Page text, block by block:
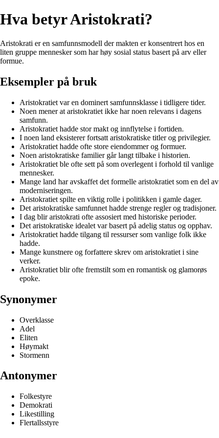
Hva betyr Aristokrati?
Aristokrati er en samfunnsmodell der makten er konsentrert hos en
liten gruppe mennesker som har høy sosial status basert på arv eller
formue.
Eksempler på bruk
Aristokratiet var en dominert samfunnsklasse i tidligere tider.
Noen mener at aristokratiet ikke har noen relevans i dagens
samfunn.
Aristokratiet hadde stor makt og innflytelse i fortiden.
I noen land eksisterer fortsatt aristokratiske titler og privilegier.
Aristokratiet hadde ofte store eiendommer og formuer.
Noen aristokratiske familier går langt tilbake i historien.
Aristokratiet ble ofte sett på som overlegent i forhold til vanlige
mennesker.
Mange land har avskaffet det formelle aristokratiet som en del av
moderniseringen.
Aristokratiet spilte en viktig rolle i politikken i gamle dager.
Det aristokratiske samfunnet hadde strenge regler og tradisjoner.
I dag blir aristokrati ofte assosiert med historiske perioder.
Det aristokratiske idealet var basert på adelig status og opphav.
Aristokratiet hadde tilgang til ressurser som vanlige folk ikke
hadde.
Mange kunstnere og forfattere skrev om aristokratiet i sine
verker.
Aristokratiet blir ofte fremstilt som en romantisk og glamorøs
epoke.
Synonymer
Overklasse
Adel
Eliten
Høymakt
Stormenn
Antonymer
Folkestyre
Demokrati
Likestilling
Flertallsstyre